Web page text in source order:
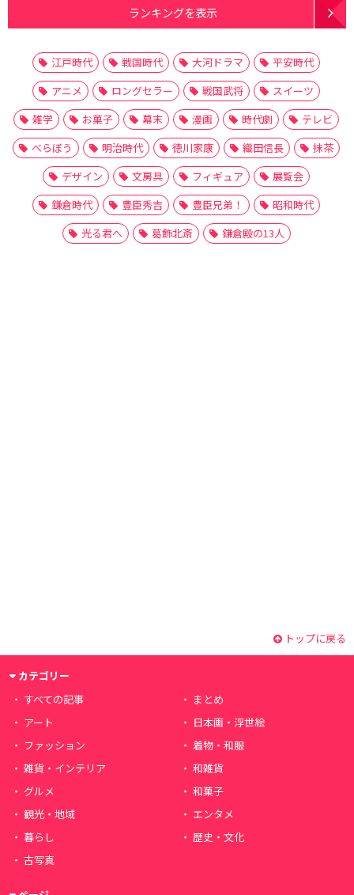
ランキングを表示
江戸時代 戦国時代 大河ドラマ
平安時代
アニメ
ロングセラー 戦国武将
スイーツ
雑学
お菓子 幕末 漫画 時代劇
テレビ
べらぼう
明治時代 徳川家康 織田信長
抹茶
デザイン
文房具 フィギュア
展覧会
鎌倉時代
豊臣秀吉 豊臣兄弟！
昭和時代
光る君へ
葛飾北斎 鎌倉殿の13人
トップに戻る
カテゴリー
すべての記事
まとめ
アート
日本画・浮世絵
ファッション
着物・和服
雑貨・インテリア
和雑貨
グルメ
和菓子
観光・地域
エンタメ
暮らし
歴史・文化
古写真